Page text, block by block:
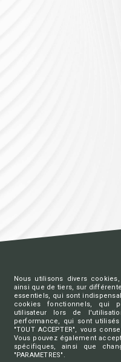
Ordre des
et
Nous utilisons divers
ainsi que de tiers, sur
essentiels, qui sont
cookies fonctionnels, qui
utilisateur lors de
performance, qui sont
"TOUT ACCEPTER", vous
Vous pouvez également
spécifiques, ainsi que
"PARAMETRES".